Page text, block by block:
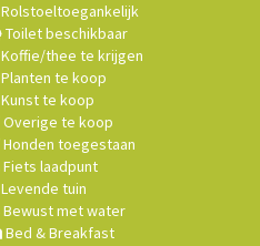
Rolstoeltoegankelijk
Toilet beschikbaar
Koffie/thee te krijgen
Planten te koop
Kunst te koop
Overige te koop
Honden toegestaan
Fiets laadpunt
Levende tuin
Bewust met water
Bed & Breakfast